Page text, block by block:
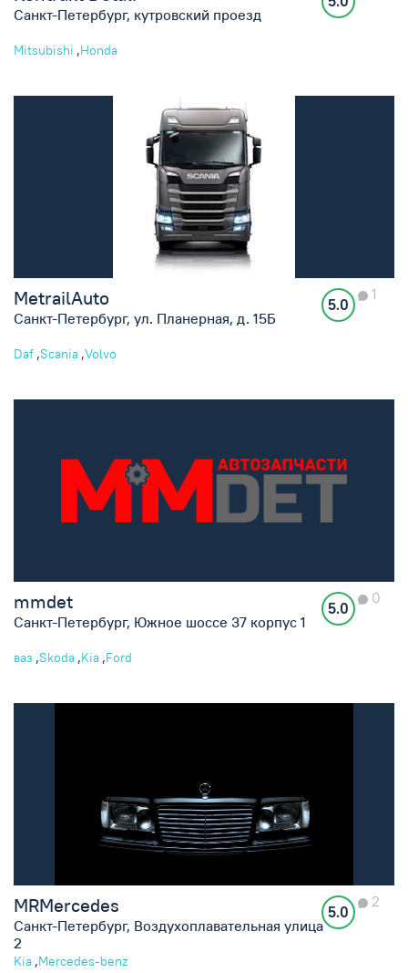
Санкт-Петербург, кутровский проезд
Mitsubishi ,Honda
MetrailAuto
Санкт-Петербург, ул. Планерная, д. 15Б
5.0
1
Daf ,Scania ,Volvo
mmdet
Санкт-Петербург, Южное шоссе 37 корпус 1
5.0
0
ваз ,Skoda ,Kia ,Ford
MRMercedes
Санкт-Петербург, Воздухоплавательная улица
2
5.0
2
Kia ,Mercedes-benz